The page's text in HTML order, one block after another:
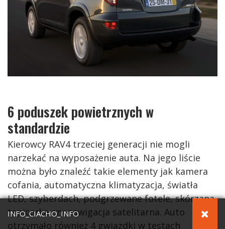
6 poduszek powietrznych w
standardzie
Kierowcy RAV4 trzeciej generacji nie mogli
narzekać na wyposażenie auta. Na jego liście
można było znaleźć takie elementy jak kamera
cofania, automatyczna klimatyzacja, światła
LED, szyberdach, podgrzewane fotele, skórzana
tapicerka czy nawigacja satelitarna. Auto
otrzymało również 4 gwiazdki w testach
INFO_CIACHO_INFO